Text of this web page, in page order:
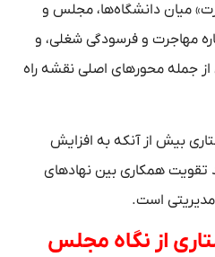
میان دانشگاه‌ها، مجلس و
مهاجرت و فرسودگی شغلی، و
از جمله محورهای اصلی نقشه راه
بیش از آنکه به افزایش
تقویت همکاری بین نهادهای
است.
از نگاه مجلس